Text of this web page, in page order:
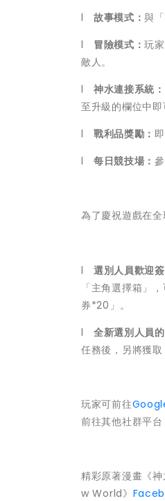
l 故事模式：與
l 冒險模式：玩
敵人。
l 神水連接系統：
至升級的欄位中即
l 戰利品獎勵：
l 每日競技場：
為了慶祝遊戲在
l 選別人員歡迎
「主角選擇箱」
券*20」。
l 全新選別人員
任務後，另將獲取
玩家可前往
前往其他社群平台
精彩原著漫畫《
w World》